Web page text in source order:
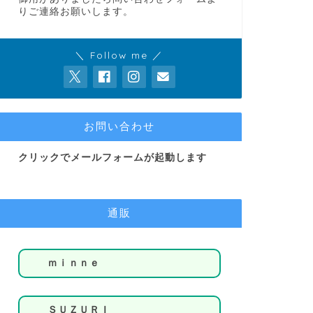
りご連絡お願いします。
＼ Follow me ／
お問い合わせ
クリックでメールフォームが起動します
通販
ｍｉｎｎｅ
ＳＵＺＵＲＩ